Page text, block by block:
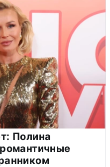
Полина